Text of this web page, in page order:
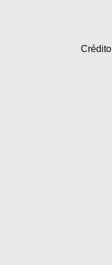
Crédito